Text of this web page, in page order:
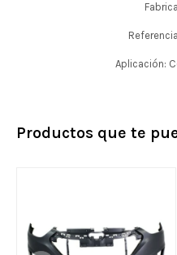
Aplicación:
Productos que te